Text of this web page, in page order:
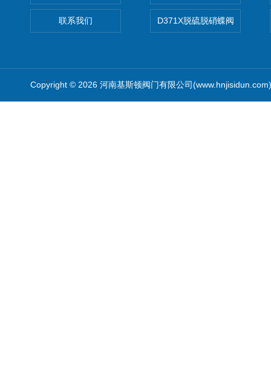
联系我们 D371X脱硫脱硝蝶阀
Copyright © 2026 河南基斯顿阀门有限公司